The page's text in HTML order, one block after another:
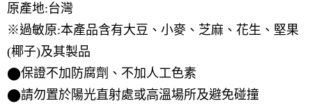
原產地:台灣
※過敏原:本產品含有大豆、小麥、芝麻、花生、堅果
(椰子)及其製品
⬤保證不加防腐劑、不加人工色素
⬤請勿置於陽光直射處或高溫場所及避免碰撞